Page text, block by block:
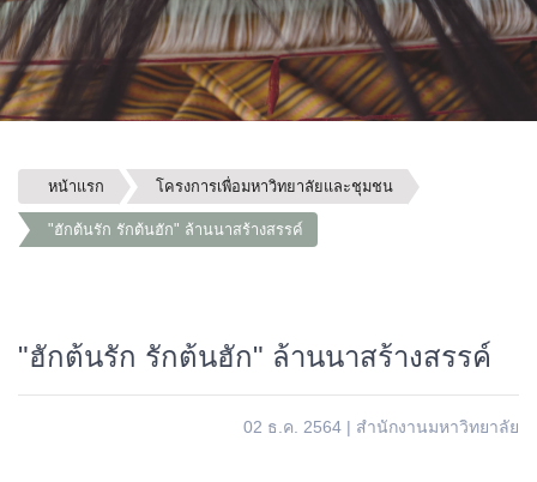
หน้าแรก โครงการเพื่อมหาวิทยาลัยและชุมชน
"ฮักต้นรัก รักต้นฮัก" ล้านนาสร้างสรรค์
"ฮักต้นรัก รักต้นฮัก" ล้านนาสร้างสรรค์
02 ธ.ค. 2564 | สำนักงานมหาวิทยาลัย